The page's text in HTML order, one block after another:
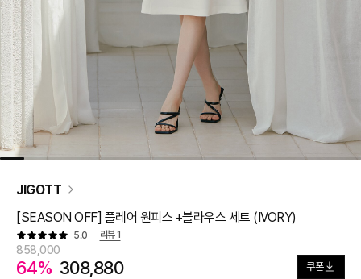
JIGOTT
[SEASON OFF] 플레어 원피스 +블라우스 세트 (IVORY)
5.0 리뷰1
858,000
64% 308,880 쿠폰